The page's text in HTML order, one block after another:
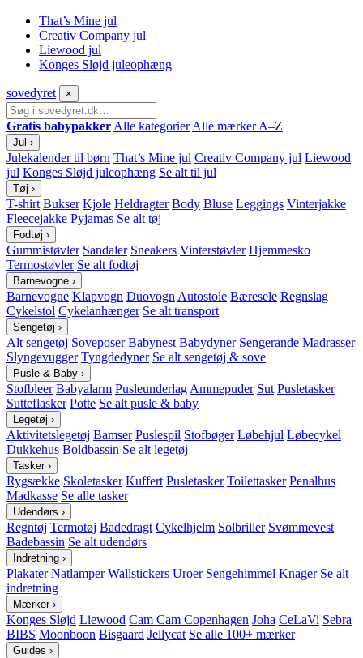
That’s Mine jul
Creativ Company jul
Liewood jul
Konges Sløjd juleophæng
sovedyret ×
Gratis babypakker Alle kategorier Alle mærker A–Z
Jul ›
Julekalender til børn That’s Mine jul Creativ Company jul Liewood
jul Konges Sløjd juleophæng Se alt til jul
Tøj ›
T-shirt Bukser Kjole Heldragter Body Bluse Leggings Vinterjakke
Fleecejakke Pyjamas Se alt tøj
Fodtøj ›
Gummistøvler Sandaler Sneakers Vinterstøvler Hjemmesko
Termostøvler Se alt fodtøj
Barnevogne ›
Barnevogne Klapvogn Duovogn Autostole Bæresele Regnslag
Cykelstol Cykelanhænger Se alt transport
Sengetøj ›
Alt sengetøj Soveposer Babynest Babydyner Sengerande Madrasser
Slyngevugger Tyngdedyner Se alt sengetøj & sove
Pusle & Baby ›
Stofbleer Babyalarm Pusleunderlag Ammepuder Sut Pusletasker
Sutteflasker Potte Se alt pusle & baby
Legetøj ›
Aktivitetslegetøj Bamser Puslespil Stofbøger Løbehjul Løbecykel
Dukkehus Boldbassin Se alt legetøj
Tasker ›
Rygsække Skoletasker Kuffert Pusletasker Toilettasker Penalhus
Madkasse Se alle tasker
Udendørs ›
Regntøj Termotøj Badedragt Cykelhjelm Solbriller Svømmevest
Badebassin Se alt udendørs
Indretning ›
Plakater Natlamper Wallstickers Uroer Sengehimmel Knager Se alt
indretning
Mærker ›
Konges Sløjd Liewood Cam Cam Copenhagen Joha CeLaVi Sebra
BIBS Moonboon Bisgaard Jellycat Se alle 100+ mærker
Guides ›